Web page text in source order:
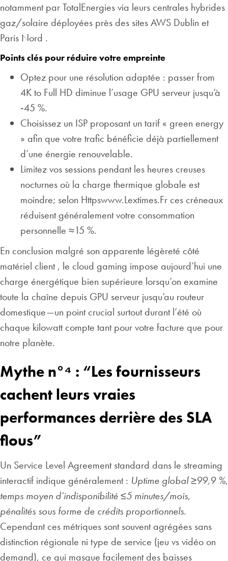
notamment par TotalEnergies via leurs centrales hybrides
gaz/solaire déployées près des sites AWS Dublin et
Paris Nord .
Points clés pour réduire votre empreinte
Optez pour une résolution adaptée : passer from
4K to Full HD diminue l’usage GPU serveur jusqu’à
‑45 %.
Choisissez un ISP proposant un tarif « green energy
» afin que votre trafic bénéficie déjà partiellement
d’une énergie renouvelable.
Limitez vos sessions pendant les heures creuses
nocturnes où la charge thermique globale est
moindre; selon Httpswww.Lextimes.Fr ces créneaux
réduisent généralement votre consommation
personnelle ≈15 %.
En conclusion malgré son apparente légèreté côté
matériel client , le cloud gaming impose aujourd’hui une
charge énergétique bien supérieure lorsqu’on examine
toute la chaîne depuis GPU serveur jusqu’au routeur
domestique—un point crucial surtout durant l’été où
chaque kilowatt compte tant pour votre facture que pour
notre planète.​
Mythe n°⁴ : “Les fournisseurs
cachent leurs vraies
performances derrière des SLA
flous”
Un Service Level Agreement standard dans le streaming
interactif indique généralement : Uptime global ≥99,9 %,
temps moyen d’indisponibilité ≤5 minutes/mois,
pénalités sous forme de crédits proportionnels.
Cependant ces métriques sont souvent agrégées sans
distinction régionale ni type de service (jeu vs vidéo on
demand), ce qui masque facilement des baisses